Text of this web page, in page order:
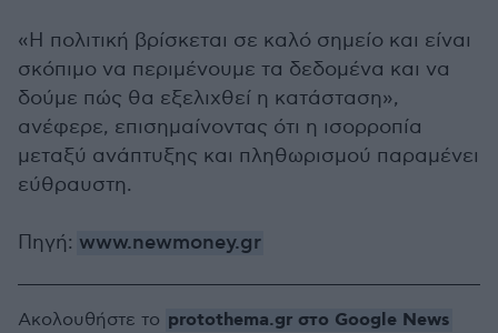
«Η πολιτική βρίσκεται σε καλό σημείο και είναι
σκόπιμο να περιμένουμε τα δεδομένα και να
δούμε πώς θα εξελιχθεί η κατάσταση»,
ανέφερε, επισημαίνοντας ότι η ισορροπία
μεταξύ ανάπτυξης και πληθωρισμού παραμένει
εύθραυστη.
Πηγή: www.newmoney.gr
Ακολουθήστε το protothema.gr στο Google News